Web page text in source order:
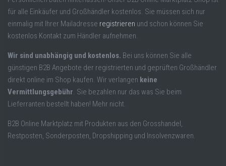
für alle Einkäufer und Großhändler kostenlos. Sie müssen sich nur
einmalig mit Ihrer Mailadresse registrieren und schon können Sie
kostenlos Kontakt zum Händler aufnehmen.
Wir sind unabhängig und kostenlos. Bei uns können Sie alle
günstigen B2B Angebote der registrierten und geprüften Großhändler
direkt online im Shop kaufen. Wir verlangen keine
Vermittlungsgebühr. Sie bezahlen nur das was Sie beim
Lieferranten bestellt haben! Mehr nicht.
B2B Online Marktplatz mit Produkten aus den Grosshandel,
Restposten, Sonderposten, Dropshipping und Insolvenzwaren.